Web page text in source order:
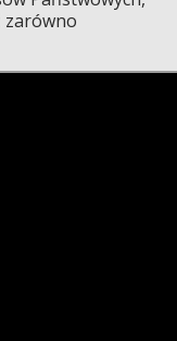
zarówno